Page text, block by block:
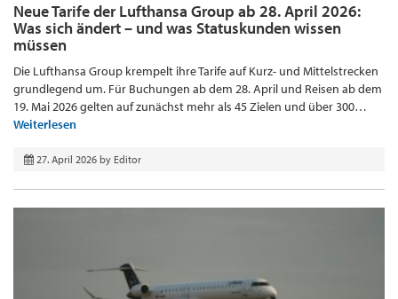
Neue Tarife der Lufthansa Group ab 28. April 2026:
Was sich ändert – und was Statuskunden wissen
müssen
Die Lufthansa Group krempelt ihre Tarife auf Kurz- und Mittelstrecken
grundlegend um. Für Buchungen ab dem 28. April und Reisen ab dem
19. Mai 2026 gelten auf zunächst mehr als 45 Zielen und über 300…
Weiterlesen
27. April 2026 by Editor